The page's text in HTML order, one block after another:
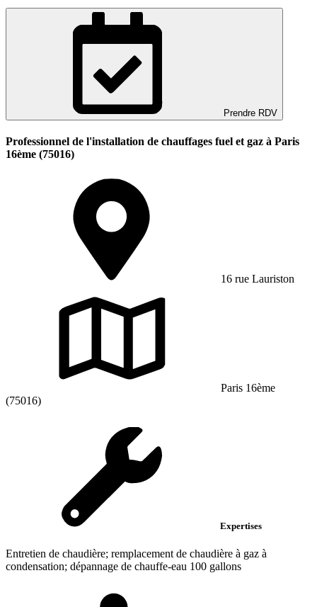
Prendre RDV
Professionnel de l'installation de chauffages fuel et gaz à Paris
16ème (75016)
16 rue Lauriston
Paris 16ème
(75016)
Expertises
Entretien de chaudière; remplacement de chaudière à gaz à
condensation; dépannage de chauffe-eau 100 gallons